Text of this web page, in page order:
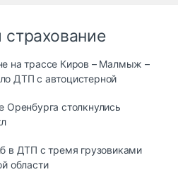
страхование
на трассе Киров – Малмыж –
ДТП с автоцистерной
Оренбурга столкнулись
в ДТП с тремя грузовиками
области